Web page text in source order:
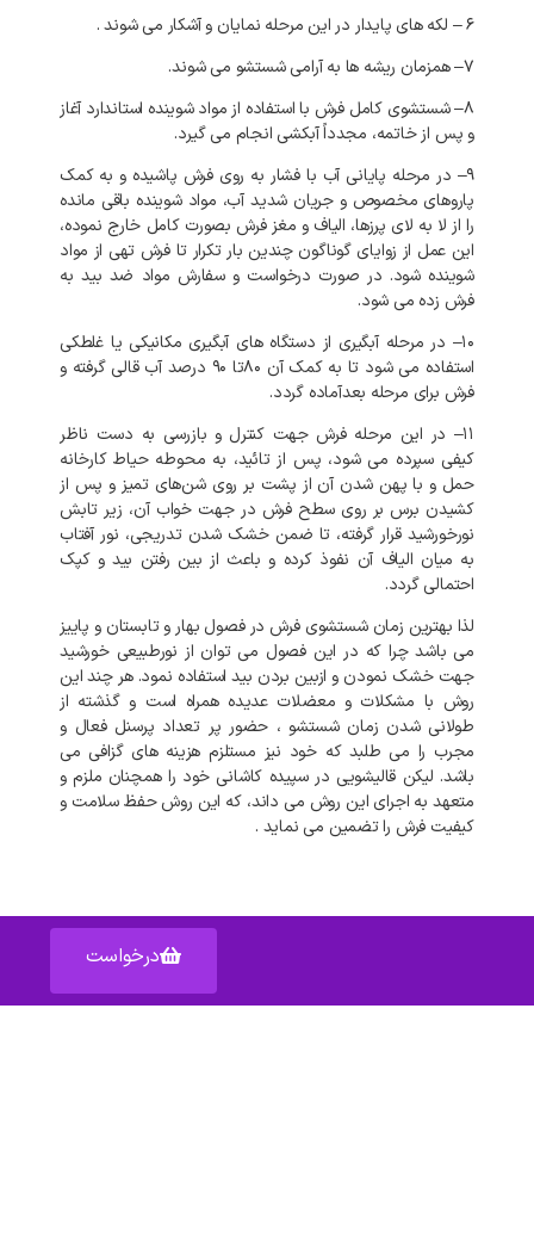
۶– لکه های پایدار در این مرحله نمایان و آشکار می شوند.
۷–همزمان ریشه ها به آرامی شستشو می شوند.
۸–شستشوی کامل فرش با استفاده از مواد شوینده استاندارد آغاز
و پس ازخاتمه، مجدداًآبکشی انجام می گیرد.
۹– در مرحله پایانی آب با فشار به روی فرش پاشیده و به کمک
پاروهای مخصوص و جریان شدید آب، مواد شوینده باقی مانده
را از لا به لای پرزها، الیاف و مغز فرش بصورت کامل خارج نموده،
این عمل از زوایای گوناگون چندین بار تکرار تا فرش تهی از مواد
شوینده شود. در صورت درخواست و سفارش مواد ضد بید به
فرش زده می شود.
۱۰– در مرحله آبگیری از دستگاه های آبگیری مکانیکی یا غلطکی
استفاده می شود تا به کمک آن ۸۰تا ۹۰ درصد آب قالی گرفته و
فرش برای مرحله بعدآماده گردد.
۱۱– در این مرحله فرش جهت کنترل و بازرسی به دست ناظر
کیفی سپرده می شود، پس از تائید، به محوطه حیاط کارخانه
حمل و با پهن شدن آن از پشت بر روی شن‌های تمیز و پس از
کشیدن برس بر روی سطح فرش در جهت خواب آن، زیر تابش
نورخورشید قرار گرفته، تا ضمن خشک شدن تدریجی، نور آفتاب
به میان الیاف آن نفوذ کرده و باعث از بین رفتن بید و کپک
احتمالی گردد.
لذا بهترین زمان شستشوی فرش در فصول بهار و تابستان و پاییز
می باشد چرا که در این فصول می توان از نورطبیعی خورشید
جهت خشک نمودن و ازبین بردن بید استفاده نمود.هرچند این
روش با مشکلات و معضلات عدیده همراه است و گذشته از
طولانی شدن زمان شستشو ، حضور پر تعداد پرسنل فعال و
مجرب را می طلبد که خود نیز مستلزم هزینه های گزافی می
باشد. لیکن قالیشویی در سپیده کاشانی خود را همچنان ملزم و
متعهد به اجرای این روش می داند، که این روش حفظسلامت و
کیفیت فرش راتضمین می نماید .
درخواست